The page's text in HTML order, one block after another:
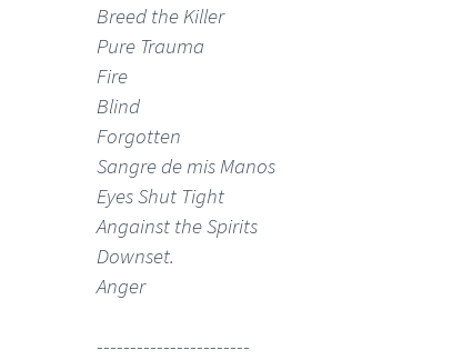
Breed the Killer
Pure Trauma
Fire
Blind
Forgotten
Sangre de mis Manos
Eyes Shut Tight
Angainst the Spirits
Downset.
Anger
-----------------------